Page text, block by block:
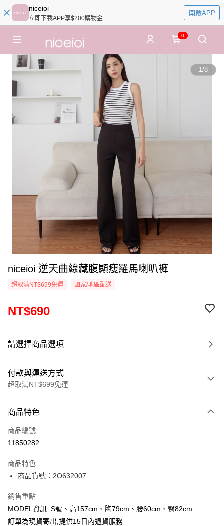
niceioi
立即下載APP享$200購物金
開啟APP
0
1/8
niceioi 逆天曲線藏腹顯瘦羅馬喇叭褲
超取滿NT$699免運 國家/地區配送
NT$690
請選擇商品選項
付款與運送方式
超取滿NT$699免運
信用卡一次付款
超商取貨付款
Apple Pay
Google Pay
運送方式
商品特色
商品編號
11850282
商品特色
商品貨號：2O632007
銷售重點
MODEL資訊: S號、高157cm、胸79cm、腰60cm、臀82cm
訂單為現貨寄出,提供15日內退貨服務